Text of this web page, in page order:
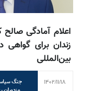
زندان برای
بین‌المللی
جنگ
1402/11/18